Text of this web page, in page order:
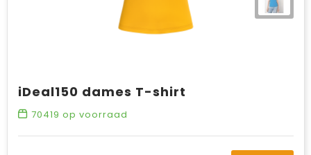
iDeal150 dames T-shirt
70419 op voorraad